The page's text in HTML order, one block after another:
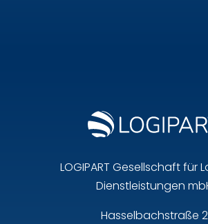
LOGIPART Gesellschaft für
Dienstleistungen
Hasselbachstraße 2